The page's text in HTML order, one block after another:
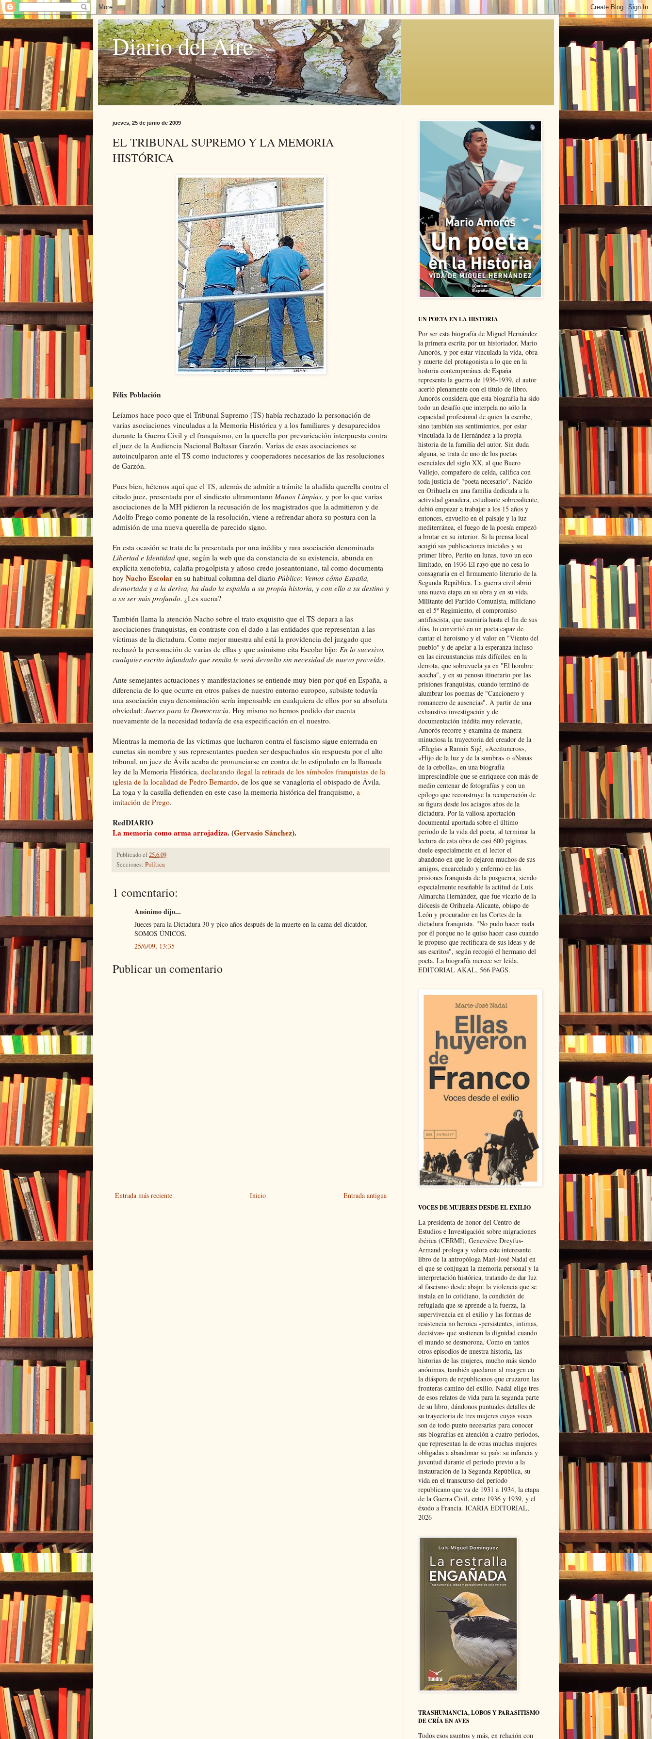
Diario del Aire
jueves, 25 de junio de 2009
EL TRIBUNAL SUPREMO Y LA MEMORIA
HISTÓRICA
Félix Población
Leíamos hace poco que el Tribunal Supremo (TS) había rechazado la personación de
varias asociaciones vinculadas a la Memoria Histórica y a los familiares y desaparecidos
durante la Guerra Civil y el franquismo, en la querella por prevaricación interpuesta contra
el juez de la Audiencia Nacional Baltasar Garzón. Varias de esas asociaciones se
autoinculparon ante el TS como inductores y cooperadores necesarios de las resoluciones
de Garzón.
Pues bien, hétenos aquí que el TS, además de admitir a trámite la aludida querella contra el
citado juez, presentada por el sindicato ultramontano Manos Limpias, y por lo que varias
asociaciones de la MH pidieron la recusación de los magistrados que la admitieron y de
Adolfo Prego como ponente de la resolución, viene a refrendar ahora su postura con la
admisión de una nueva querella de parecido signo.
En esta ocasión se trata de la presentada por una inédita y rara asociación denominada
Libertad e Identidad que, según la web que da constancia de su existencia, abunda en
explícita xenofobia, calaña progolpista y añoso credo joseantoniano, tal como documenta
hoy Nacho Escolar en su habitual columna del diario Público: Vemos cómo España,
desnortada y a la deriva, ha dado la espalda a su propia historia, y con ello a su destino y
a su ser más profundo. ¿Les suena?
También llama la atención Nacho sobre el trato exquisito que el TS depara a las
asociaciones franquistas, en contraste con el dado a las entidades que representan a las
víctimas de la dictadura. Como mejor muestra ahí está la providencia del juzgado que
rechazó la personación de varias de ellas y que asimismo cita Escolar hijo: En lo sucesivo,
cualquier escrito infundado que remita le será devuelto sin necesidad de nuevo proveído.
Ante semejantes actuaciones y manifestaciones se entiende muy bien por qué en España, a
diferencia de lo que ocurre en otros países de nuestro entorno europeo, subsiste todavía
una asociación cuya denominación sería impensable en cualquiera de ellos por su absoluta
obviedad: Jueces para la Democracia. Hoy mismo no hemos podido dar cuenta
nuevamente de la necesidad todavía de esa especificación en el nuestro.
Mientras la memoria de las víctimas que lucharon contra el fascismo sigue enterrada en
cunetas sin nombre y sus representantes pueden ser despachados sin respuesta por el alto
tribunal, un juez de Ávila acaba de pronunciarse en contra de lo estipulado en la llamada
ley de la Memoria Histórica, declarando ilegal la retirada de los símbolos franquistas de la
iglesia de la localidad de Pedro Bernardo, de los que se vanagloria el obispado de Ávila.
La toga y la casulla defienden en este caso la memoria histórica del franquismo, a
imitación de Prego.
RedDIARIO
La memoria como arma arrojadiza. (Gervasio Sánchez).
Publicado el 25.6.09
Secciones: Política
1 comentario:
Anónimo dijo...
Jueces para la Dictadura 30 y pico años después de la muerte en la cama del dicatdor.
SOMOS ÚNICOS.
25/6/09, 13:35
Publicar un comentario
Entrada más reciente Entrada antigua
Inicio
UN POETA EN LA HISTORIA
Por ser esta biografía de Miguel Hernández
la primera escrita por un historiador, Mario
Amorós, y por estar vinculada la vida, obra
y muerte del protagonista a lo que en la
historia contemporánea de España
representa la guerra de 1936-1939, el autor
acertó plenamente con el título de libro.
Amorós considera que esta biografía ha sido
todo un desafío que interpela no sólo la
capacidad profesional de quien la escribe,
sino también sus sentimientos, por estar
vinculada la de Hernández a la propia
historia de la familia del autor. Sin duda
alguna, se trata de uno de los poetas
esenciales del siglo XX, al que Buero
Vallejo, compañero de celda, califica con
toda justicia de "poeta necesario". Nacido
en Orihuela en una familia dedicada a la
actividad ganadera, estudiante sobresaliente,
debió empezar a trabajar a los 15 años y
entonces, envuelto en el paisaje y la luz
mediterránea, el fuego de la poesía empezó
a brotar en su interior. Si la prensa local
acogió sus publicaciones iniciales y su
primer libro, Perito en lunas, tuvo un eco
limitado, en 1936 El rayo que no cesa lo
consagraría en el firmamento literario de la
Segunda República. La guerra civil abrió
una nueva etapa en su obra y en su vida.
Militante del Partido Comunista, miliciano
en el 5º Regimiento, el compromiso
antifascista, que asumiría hasta el fin de sus
días, lo convirtió en un poeta capaz de
cantar el heroísmo y el valor en "Viento del
pueblo" y de apelar a la esperanza incluso
en las circunstancias más difíciles: en la
derrota, que sobrevuela ya en "El hombre
acecha", y en su penoso itinerario por las
prisiones franquistas, cuando terminó de
alumbrar los poemas de "Cancionero y
romancero de ausencias". A partir de una
exhaustiva investigación y de
documentación inédita muy relevante,
Amorós recorre y examina de manera
minuciosa la trayectoria del creador de la
«Elegía» a Ramón Sijé, «Aceituneros»,
«Hijo de la luz y de la sombra» o «Nanas
de la cebolla», en una biografía
imprescindible que se enriquece con más de
medio centenar de fotografías y con un
epílogo que reconstruye la recuperación de
su figura desde los aciagos años de la
dictadura. Por la valiosa aportación
documental aportada sobre el último
periodo de la vida del poeta, al terminar la
lectura de esta obra de casi 600 páginas,
duele especialmente en el lector el
abandono en que lo dejaron muchos de sus
amigos, encarcelado y enfermo en las
prisiones franquista de la posguerra, siendo
especialmente reseñable la actitud de Luis
Almarcha Hernández, que fue vicario de la
diócesis de Orihuela-Alicante, obispo de
León y procurador en las Cortes de la
dictadura franquista. "No pudo hacer nada
por él porque no le quiso hacer caso cuando
le propuso que rectificara de sus ideas y de
sus escritos", según recogió el hermano del
poeta. La biografía merece ser leída.
EDITORIAL AKAL, 566 PAGS.
VOCES DE MUJERES DESDE EL EXILIO
La presidenta de honor del Centro de
Estudios e Investigación sobre migraciones
ibérica (CERMI), Geneviève Dreyfus-
Armand prologa y valora este interesante
libro de la antropóloga Mari-José Nadal en
el que se conjugan la memoria personal y la
interpretación histórica, tratando de dar luz
al fascismo desde abajo: la violencia que se
instala en lo cotidiano, la condición de
refugiada que se aprende a la fuerza, la
supervivencia en el exilio y las formas de
resistencia no heroica -persistentes, intimas,
decisivas- que sostienen la dignidad cuando
el mundo se desmorona. Como en tantos
otros episodios de nuestra historia, las
historias de las mujeres, mucho más siendo
anónimas, también quedaron al margen en
la diáspora de republicanos que cruzaron las
fronteras camino del exilio. Nadal elige tres
de esos relatos de vida para la segunda parte
de su libro, dándonos puntuales detalles de
su trayectoria de tres mujeres cuyas voces
son de todo punto necesarias para conocer
sus biografías en atención a cuatro periodos,
que representan la de otras muchas mujeres
obligadas a abandonar su país: su infancia y
juventud durante el periodo previo a la
instauración de la Segunda República, su
vida en el transcurso del periodo
republicano que va de 1931 a 1934, la etapa
de la Guerra Civil, entre 1936 y 1939, y el
éxodo a Francia. ICARIA EDITORIAL,
2026
TRASHUMANCIA, LOBOS Y PARASITISMO
DE CRÍA EN AVES
Todos esos asuntos y más, en relación con